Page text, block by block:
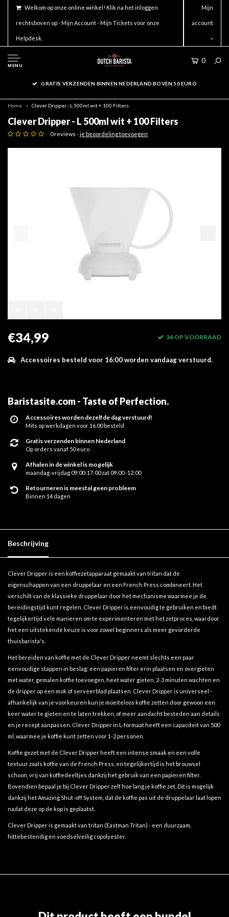
Welkom op onze online winkel! Klik na het inloggen
rechtsboven op - Mijn Account - Mijn Tickets voor onze
Helpdesk.
Mijn
account
MENU
0
GRATIS VERZENDEN BINNEN NEDERLAND BOVEN 50 EURO
Home Clever Dripper - L 500ml wit + 100 Filters
Clever Dripper - L 500ml wit + 100 Filters
0 reviews -je beoordeling toevoegen
€34,99 34 OP VOORRAAD
Accessoires besteld voor 16:00 worden vandaag verstuurd.
Baristasite.com - Taste of Perfection.
Accessoires worden dezelfde dag verstuurd!
Mits op werkdagen voor 16.00 besteld
Gratis verzenden binnen Nederland
Op orders vanaf 50 euro
Afhalen in de winkel is mogelijk
maandag-vrijdag 09:00-17:00 zat 09:00 -12:00
Retourneren is meestal geen probleem
Binnen 14 dagen
Beschrijving
Clever Dripper is een koffiezetapparaat gemaakt van tritan dat de
eigenschappen van een druppelaar en een French Press combineert. Het
verschilt van de klassieke druppelaar door het mechanisme waarmee je de
bereidingstijd kunt regelen. Clever Dripper is eenvoudig te gebruiken en biedt
tegelijkertijd vele manieren om te experimenteren met het zetproces, waardoor
het een uitstekende keuze is voor zowel beginners als meer gevorderde
thuisbarista's.
Het bereiden van koffie met de Clever Dripper neemt slechts een paar
eenvoudige stappen in beslag: een papieren filter erin plaatsen en overgieten
met water, gemalen koffie toevoegen, heet water gieten, 2-3 minuten wachten en
de dripper op een mok of serveerblad plaatsen. Clever Dripper is universeel -
afhankelijk van je voorkeuren kun je moeiteloos koffie zetten door gewoon een
keer water te gieten en te laten trekken, of meer aandacht besteden aan details
en je recept aanpassen. Clever Dripper in L-formaat heeft een capaciteit van 500
ml, waarmee je koffie kunt zetten voor 1-2 personen.
Koffie gezet met de Clever Dripper heeft een intense smaak en een volle
textuur zoals koffie van de French Press, en tegelijkertijd is het brouwsel
schoon, vrij van koffiedeeltjes dankzij het gebruik van een papieren filter.
Bovendien bepaal je bij Clever Dripper zelf hoe lang je koffie zet. Dit is mogelijk
dankzij het Amazing Shut-off System, dat de koffie pas uit de druppelaar laat lopen
nadat deze op de kop is geplaatst.
Clever Dripper is gemaakt van tritan (Eastman Tritan) - een duurzaam,
hittebestendig en voedselveilig copolyester.